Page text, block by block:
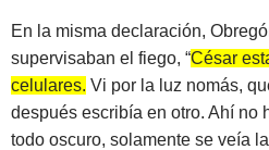
En la misma declaración,
supervisaban el fiego, “César
celulares. Vi por la luz nomás,
después escribía en otro. Ahí no
todo oscuro, solamente se veía